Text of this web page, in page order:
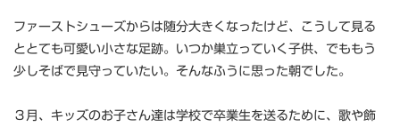
ファーストシューズからは随分大きくなったけど、こうして見る
ととても可愛い小さな足跡。いつか巣立っていく子供、でももう
少しそばで見守っていたい。そんなふうに思った朝でした。
３月、キッズのお子さん達は学校で卒業生を送るために、歌や飾